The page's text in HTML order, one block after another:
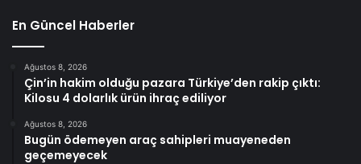
En Güncel Haberler
Ağustos 8, 2026
Çin’in hakim olduğu pazara Türkiye’den rakip çıktı:
Kilosu 4 dolarlık ürün ihraç ediliyor
Ağustos 8, 2026
Bugün ödemeyen araç sahipleri muayeneden
geçemeyecek